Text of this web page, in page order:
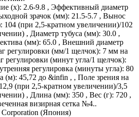
(х): 2.6-9.8 , Эффективный диаметр
зрачок (мм): 21.5-5.7 , Вынос
104 (при 2,5-кратном увеличении)/102
, Диаметр тубуса (мм): 30.0 ,
(мм): 65.0 , Внешний диаметр
регулировки (мм/1 щелчок): 7 мм на
регулировки (минут угла/1 щелчок):
регулировка (минуты угла): 80
(м): 45,72 до &infin , , Поле зрения на
(при 2,5-кратном увеличении)/3,5
, Длина (мм): 350 , Вес (г): 720 ,
визирная сетка №4..
(Япония)